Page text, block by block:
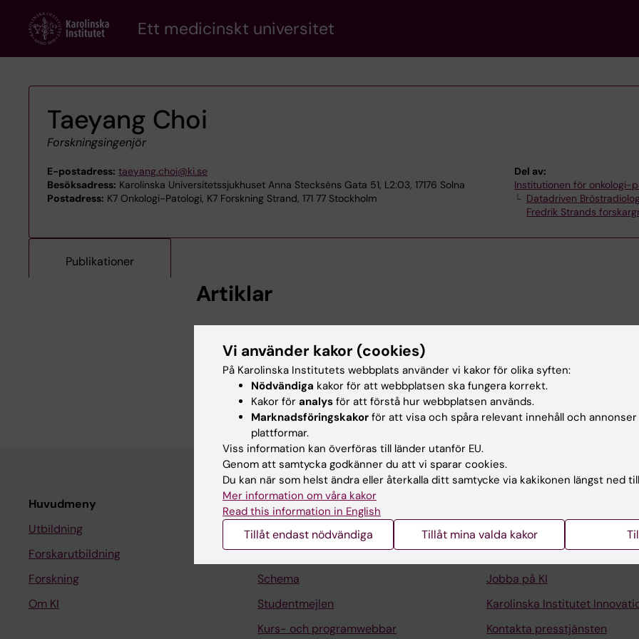
content
Ett medicinskt universitet
Taeyang Choi
Forskningsingenjör
E-postadress: taeyang.choi@ki.se
Besöksadress: Karolinska Universitetssjukhuset Anna Steckséns Gata 51, L2:03, 17176 Solna
Postadress: K7 Onkologi-Patologi, K7 Forskning Strand, 171 77 Stockholm
Del av:
Institutionen för onkologi-
Datadriven
Fredrik Strands
Publikationer
Artiklar
Simulating mismatch between calibration and target population in AI for
the retrospective VAIB study
Schurz H; Solander K; Astrom D; Cossio F; Choi T; Dustler M; Lundstrom C;
H; Zackrisson S; Strand F
Huvudmeny
Utbildning
Forskarutbildning
Forskning
Om KI
Student
Ladok
Canvas
Schema
Studentmejlen
Kurs- och programwebbar
Universitetsbiblioteket
Stöd forskning och utbildning
Jobba på KI
Karolinska Institutet
Kontakta presstjänsten
Vi använder kakor (cookies)
På Karolinska Institutets webbplats använder vi kakor för olika syften:
Nödvändiga kakor för att webbplatsen ska fungera korrekt.
Kakor för analys för att förstå hur webbplatsen används.
Marknadsföringskakor för att visa och spåra relevant innehåll och
plattformar.
Viss information kan överföras till länder utanför EU.
Genom att samtycka godkänner du att vi sparar cookies.
Du kan när som helst ändra eller återkalla ditt samtycke via kakikonen längst ned
Mer information om våra kakor
Read this information in English
Tillåt endast nödvändiga Tillåt mina valda kakor